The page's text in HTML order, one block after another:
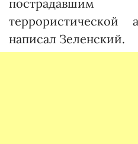
написал Зеленский.